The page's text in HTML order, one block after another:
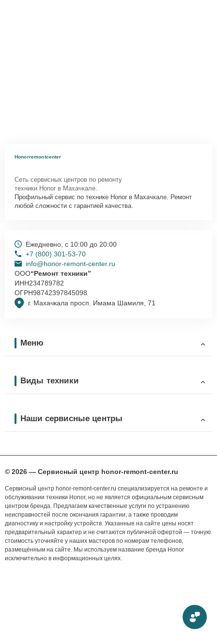
Honorremontcenter
Сеть сервисных центров по ремонту
техники Honor в Махачкале.
Профильный сервис по технике Honor в Махачкале. Ремонт
любой сложности с гарантией качества.
г. Махачкала просп. Имама Шамиля, 71
Ежедневно, с 10:00 до 20:00
+7 (800) 301-53-70
info@honor-remont-center.ru
ООО“Ремонт техники”
ИНН234789782
ОГРН98742397845098
Меню
Виды техники
Наши сервисные центры
© 2026 — Сервисный центр honor-remont-center.ru
Сервисный центр honor-remont-center.ru специализируется на ремонте и
обслуживании техники Honor, но не является официальным сервисным
центром бренда. Предлагаем качественные услуги по устранению
неисправностей после окончания гарантии, а также проводим
диагностику и настройку устройств. Указанные на сайте цены носят
предварительный характер и не считаются публичной офертой — точную
стоимость уточняйте у наших мастеров по номерам телефонов,
размещённым на сайте. Мы используем название бренда Honor
исключительно в информационных целях.